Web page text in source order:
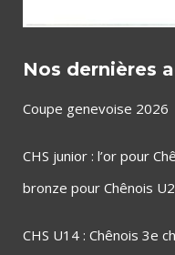
Nos dernières
Coupe genevoise 2026
CHS junior : l’or pour
bronze pour Chênois
CHS U14 : Chênois 3e